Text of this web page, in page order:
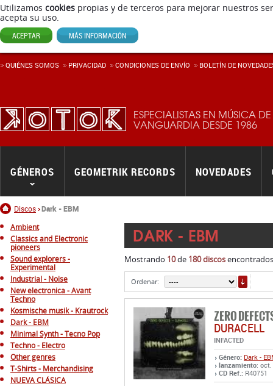
Utilizamos cookies propias y de terceros para mejorar nuestros
acepta su uso.
ACEPTAR MÁS INFORMACIÓN
ESPECIALISTAS EN MÚSICA DE
VANGUARDIA DESDE 1986
Inicio
Discos Dark - EBM
GÉNEROS GEOMETRIK RECORDS NOVEDADES
QUIÉNES SOMOS PRIVACIDAD CONDICIONES DE ENVÍ­O BOLETÍN DE
Ambient
Classics and Electronic
pioneers
Sound explorers -
Experimental
Industrial - Noise
New electronica - Avant
Techno
Kosmische musik - Krautrock
Dark - EBM
Minimal Synth - Tecno Pop
Techno - Electro
Other genres
T-Shirts - Merchandising
NUEVA CLÁSICA
DARK - EBM
Mostrando 10de 180 discos
Ordenar:
ZERO
DURACELL
INFACTED
Género: Dark -
lanzamiento: oct.
CD Ref.: R40751